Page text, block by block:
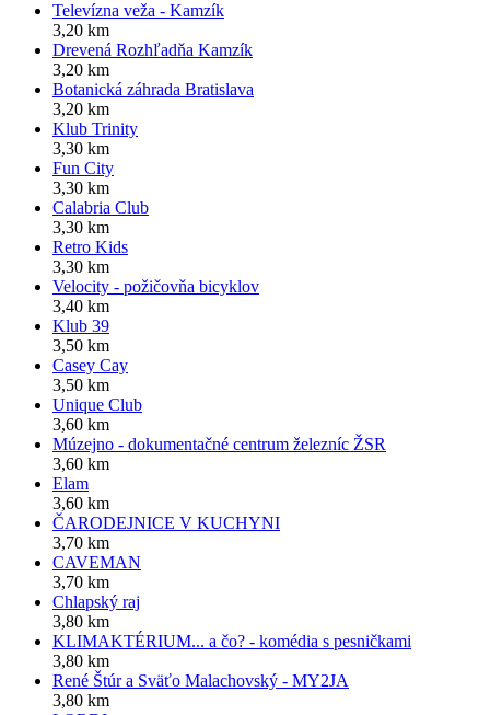
Televízna veža - Kamzík
3,20 km
Drevená Rozhľadňa Kamzík
3,20 km
Botanická záhrada Bratislava
3,20 km
Klub Trinity
3,30 km
Fun City
3,30 km
Calabria Club
3,30 km
Retro Kids
3,30 km
Velocity - požičovňa bicyklov
3,40 km
Klub 39
3,50 km
Casey Cay
3,50 km
Unique Club
3,60 km
Múzejno - dokumentačné centrum železníc ŽSR
3,60 km
Elam
3,60 km
ČARODEJNICE V KUCHYNI
3,70 km
CAVEMAN
3,70 km
Chlapský raj
3,80 km
KLIMAKTÉRIUM... a čo? - komédia s pesničkami
3,80 km
René Štúr a Sväťo Malachovský - MY2JA
3,80 km